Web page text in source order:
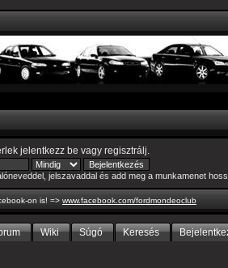
jelentkezz be vagy regisztrálj
jelszavaddal és add meg a munkamenet
on is! => www.facebook.com/fordmondeoclub
Wiki Súgó Keresés